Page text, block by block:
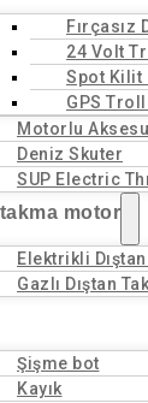
Fırçasız
24 Volt
Spot Kilit
GPS
Motorlu
Deniz Skuter
SUP Electric
takma motor
Elektrikli
Gazlı Dıştan
Şişme bot
Kayık